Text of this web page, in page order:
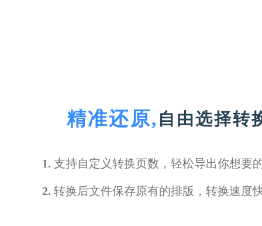
精准还原, 自由选择转
1. 支持自定义转换页数，轻松导出你想要
2. 转换后文件保存原有的排版，转换速度